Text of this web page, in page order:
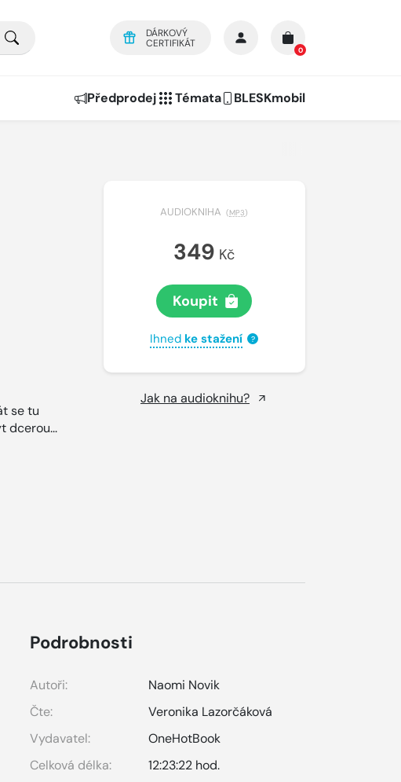
DÁRKOVÝ
CERTIFIKÁT
0
Předprodej Témata BLESKmobil
se tu
dcerou...
AUDIOKNIHA (MP3)
349 Kč
Koupit
Ihned ke stažení ?
Jak na audioknihu?
Podrobnosti
Autoři:
Naomi Novik
Čte:
Veronika Lazorčáková
Vydavatel:
OneHotBook
Celková délka:
12:23:22 hod.